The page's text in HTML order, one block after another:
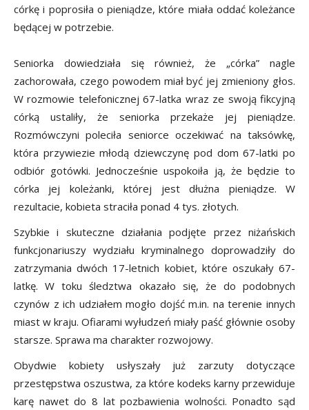
córkę i poprosiła o pieniądze, które miała oddać koleżance
będącej w potrzebie.
Seniorka dowiedziała się również, że „córka” nagle
zachorowała, czego powodem miał być jej zmieniony głos.
W rozmowie telefonicznej 67-latka wraz ze swoją fikcyjną
córką ustaliły, że seniorka przekaże jej pieniądze.
Rozmówczyni poleciła seniorce oczekiwać na taksówkę,
która przywiezie młodą dziewczynę pod dom 67-latki po
odbiór gotówki. Jednocześnie uspokoiła ją, że będzie to
córka jej koleżanki, której jest dłużna pieniądze. W
rezultacie, kobieta straciła ponad 4 tys. złotych.
Szybkie i skuteczne działania podjęte przez niżańskich
funkcjonariuszy wydziału kryminalnego doprowadziły do
zatrzymania dwóch 17-letnich kobiet, które oszukały 67-
latkę. W toku śledztwa okazało się, że do podobnych
czynów z ich udziałem mogło dojść m.in. na terenie innych
miast w kraju. Ofiarami wyłudzeń miały paść głównie osoby
starsze. Sprawa ma charakter rozwojowy.
Obydwie kobiety usłyszały już zarzuty dotyczące
przestępstwa oszustwa, za które kodeks karny przewiduje
karę nawet do 8 lat pozbawienia wolności. Ponadto sąd